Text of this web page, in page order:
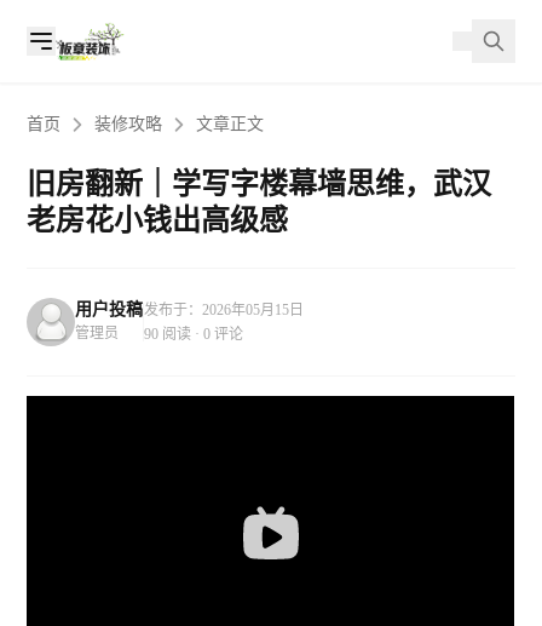
首页 装修攻略 文章正文
旧房翻新｜学写字楼幕墙思维，武汉
老房花小钱出高级感
用户投稿
管理员
发布于：2026年05月15日
90 阅读 · 0 评论